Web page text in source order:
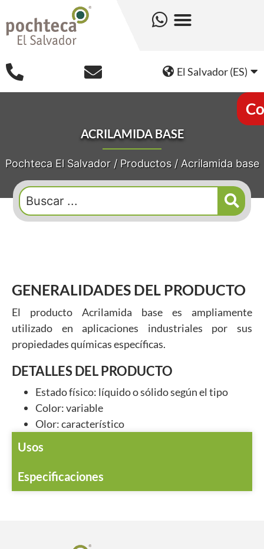
El Salvador (ES)
ACRILAMIDA BASE
Pochteca El Salvador/ Productos/ Acrilamida base
GENERALIDADES DEL PRODUCTO
El producto Acrilamida base es ampliamente
utilizado en aplicaciones industriales por sus
propiedades químicas específicas.
DETALLES DEL PRODUCTO
Estado físico: líquido o sólido según el tipo
Color: variable
Olor: característico
Usos
Especificaciones